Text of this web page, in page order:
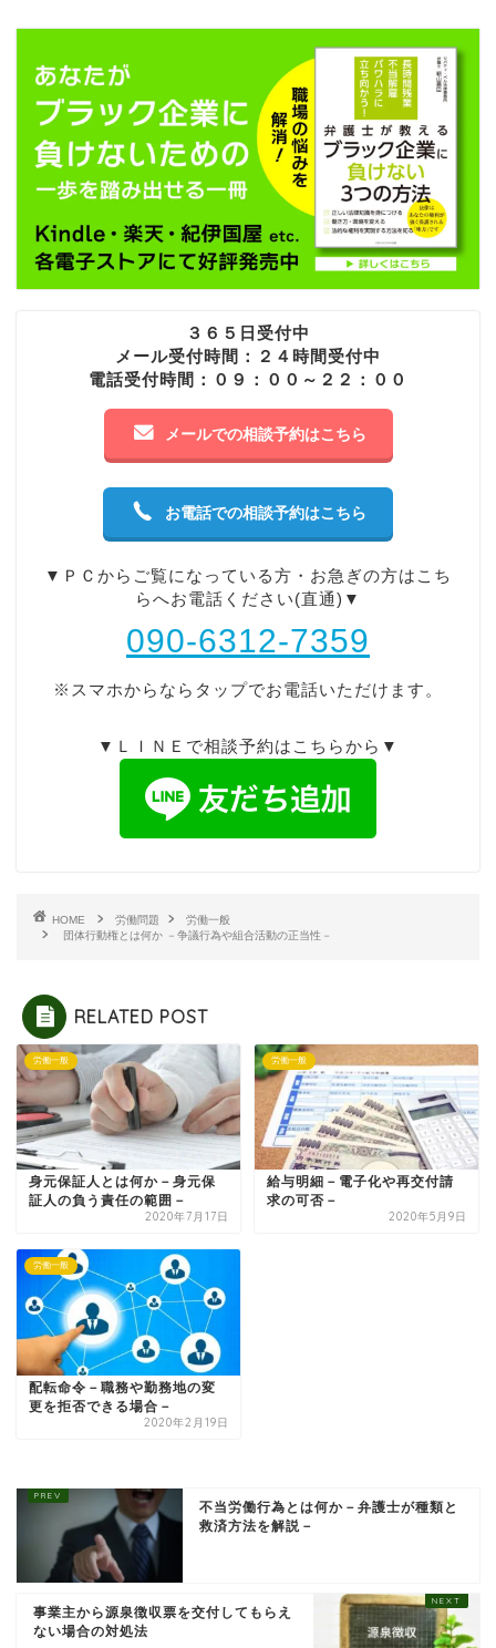
３６５日受付中
メール受付時間：２４時間受付中
電話受付時間：０９：００～２２：００
メールでの相談予約はこちら
お電話での相談予約はこちら
▼ＰＣからご覧になっている方・お急ぎの方はこち
らへお電話ください(直通)▼
090-6312-7359
※スマホからならタップでお電話いただけます。
▼ＬＩＮＥで相談予約はこちらから▼
HOME 労働問題
労働一般
団体行動権とは何か －争議行為や組合活動の正当性－
RELATED POST
労働一般
身元保証人とは何か－身元保
証人の負う責任の範囲－
2020年7月17日
労働一般
給与明細－電子化や再交付請
求の可否－
2020年5月9日
労働一般
配転命令－職務や勤務地の変
更を拒否できる場合－
2020年2月19日
不当労働行為とは何か－弁護士が種類と
救済方法を解説－
事業主から源泉徴収票を交付してもらえ
ない場合の対処法